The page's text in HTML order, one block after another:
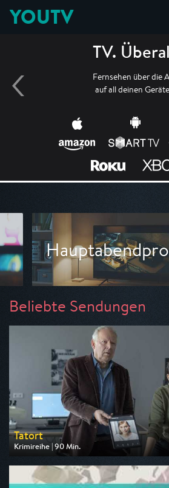
YOUTV
TV.
Fernsehen über die
auf all deinen
Beliebte Sendungen
Tatort
Krimireihe | 90 Min.
Ausgestrahlt von ARD
am 09.08.2026, 20:15